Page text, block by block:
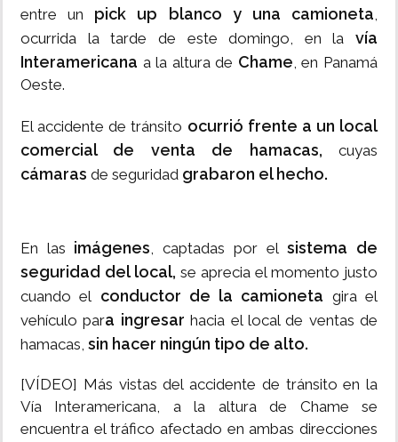
entre un pick up blanco y una camioneta,
ocurrida la tarde de este domingo, en la vía
Interamericana a la altura de Chame, en Panamá
Oeste.
El accidente de tránsito ocurrió frente a un local
comercial de venta de hamacas, cuyas
cámaras de seguridad grabaron el hecho.
En las imágenes, captadas por el sistema de
seguridad del local, se aprecia el momento justo
cuando el conductor de la camioneta gira el
vehículo para ingresarhacia el local de ventas de
hamacas, sin hacer ningún tipo de alto.
[VÍDEO] Más vistas del accidente de tránsito en la
Vía Interamericana, a la altura de Chame se
encuentra el tráfico afectado en ambas direcciones